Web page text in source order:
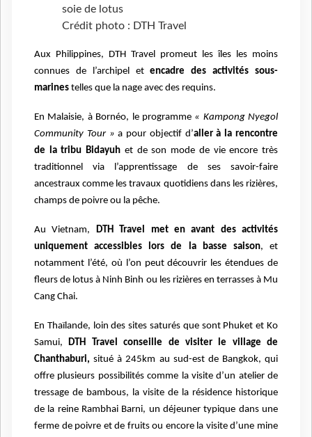
soie de lotus
Crédit photo : DTH Travel
Aux Philippines, DTH Travel promeut les îles les moins
connues de l’archipel etencadre des activités sous-
marines telles que la nage avec des requins.
En Malaisie, à Bornéo, le programme « Kampong Nyegol
Community Tour » a pour objectif d’aller à la rencontre
de la tribu Bidayuh et de son mode de vie encore très
traditionnel via l’apprentissage de ses savoir-faire
ancestraux comme les travaux quotidiens dans les rizières,
champs de poivre ou la pêche.
Au Vietnam, DTH Travel met en avant des activités
uniquement accessibles lors de la basse saison, et
notamment l’été, où l’on peut découvrir les étendues de
fleurs de lotus à Ninh Binh ou les rizières en terrasses à Mu
Cang Chai.
En Thaïlande, loin des sites saturés que sont Phuket et Ko
Samui, DTH Travel conseille de visiter le village de
Chanthaburi, situé à 245km au sud-est de Bangkok, qui
offre plusieurs possibilités comme la visite d’un atelier de
tressage de bambous, la visite de la résidence historique
de la reine Rambhai Barni, un déjeuner typique dans une
ferme de poivre et de fruits ou encore la visite d’une mine